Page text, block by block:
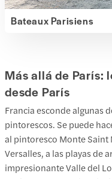
Bateaux Parisiens
Más allá de París:
desde París
Francia esconde algunas
pintorescos. Se puede
al pintoresco Monte Saint
Versalles, a las playas de
impresionante Valle del